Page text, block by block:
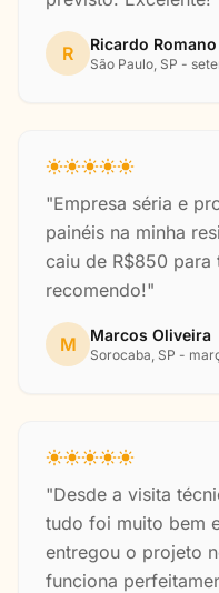
R Ricardo Romano
São Paulo, SP -
"Empresa séria e
painéis na minha
caiu de R$850 para
recomendo!"
M Marcos Oliveira
Sorocaba, SP -
"Desde a visita
tudo foi muito bem
entregou o projeto
funciona